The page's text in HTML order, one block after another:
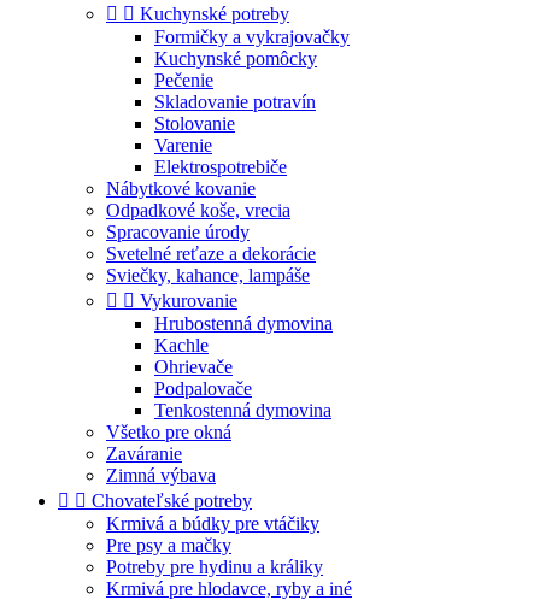
  Kuchynské potreby
Formičky a vykrajovačky
Kuchynské pomôcky
Pečenie
Skladovanie potravín
Stolovanie
Varenie
Elektrospotrebiče
Nábytkové kovanie
Odpadkové koše, vrecia
Spracovanie úrody
Svetelné reťaze a dekorácie
Sviečky, kahance, lampáše
  Vykurovanie
Hrubostenná dymovina
Kachle
Ohrievače
Podpalovače
Tenkostenná dymovina
Všetko pre okná
Zaváranie
Zimná výbava
  Chovateľské potreby
Krmivá a búdky pre vtáčiky
Pre psy a mačky
Potreby pre hydinu a králiky
Krmivá pre hlodavce, ryby a iné